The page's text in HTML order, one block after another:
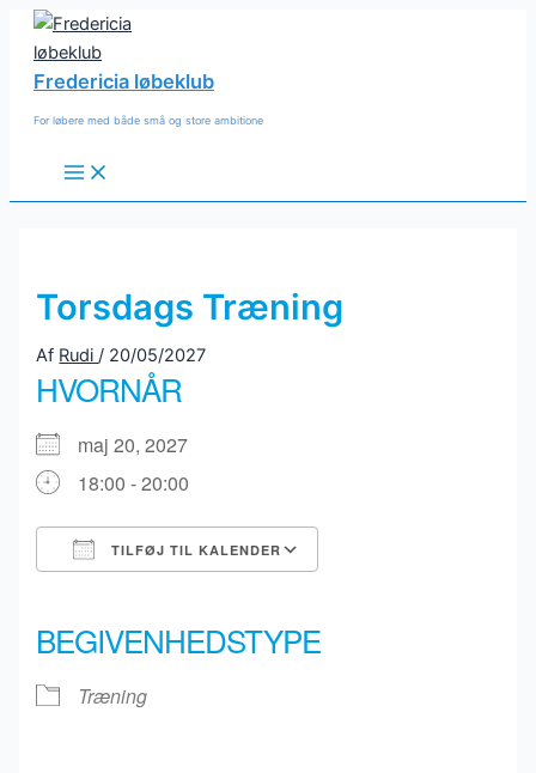
indholdet
Fredericia løbeklub
For løbere med både små og store ambitione
Main
Menu
Torsdags Træning
Af Rudi/ 20/05/2027
HVORNÅR
maj 20, 2027
18:00 - 20:00
TILFØJ TIL KALENDER
BEGIVENHEDSTYPE
Træning